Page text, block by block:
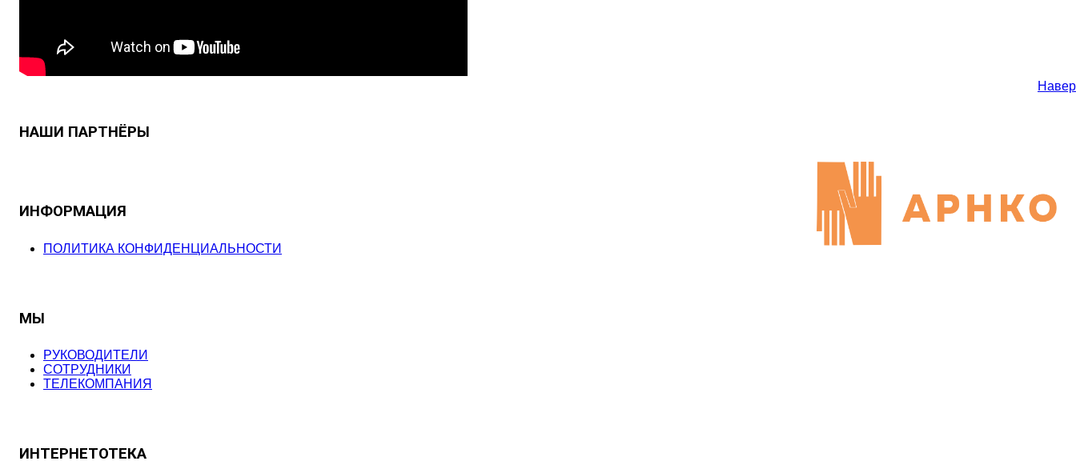
НАШИ ПАРТНЁРЫ
ИНФОРМАЦИЯ
ПОЛИТИКА КОНФИДЕНЦИАЛЬНОСТИ
МЫ
РУКОВОДИТЕЛИ
СОТРУДНИКИ
ТЕЛЕКОМПАНИЯ
ИНТЕРНЕТОТЕКА